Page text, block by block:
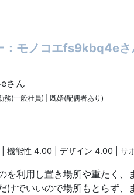
：モノコエfs9kbq4eさ
さん
(一般社員) | 既婚(配偶者あり)
機能性 4.00 | デザイン 4.00 | サ
を利用し置き場所や重たく
けでいいので場所もとらず